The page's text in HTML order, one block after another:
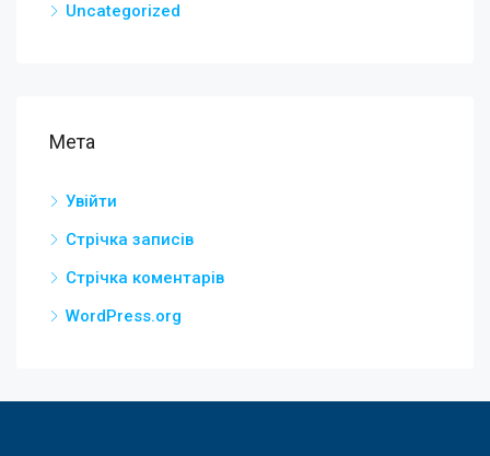
Uncategorized
Мета
Увійти
Стрічка записів
Стрічка коментарів
WordPress.org